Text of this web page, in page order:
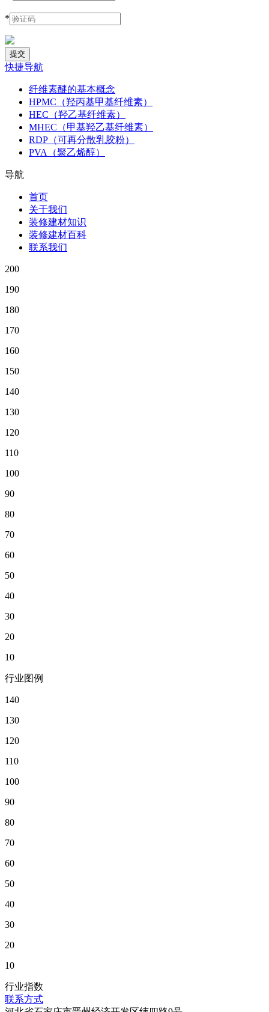
*
快捷导航
纤维素醚的基本概念
HPMC（羟丙基甲基纤维素）
HEC（羟乙基纤维素）
MHEC（甲基羟乙基纤维素）
RDP（可再分散乳胶粉）
PVA（聚乙烯醇）
导航
首页
关于我们
装修建材知识
装修建材百科
联系我们
200
190
180
170
160
150
140
130
120
110
100
90
80
70
60
50
40
30
20
10
行业图例
140
130
120
110
100
90
80
70
60
50
40
30
20
10
行业指数
联系方式